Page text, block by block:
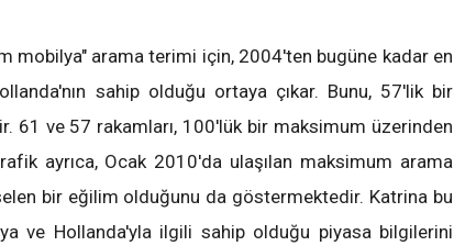
mobilya" arama terimi için, 2004'ten bugüne kadar en
sahip olduğu ortaya çıkar. Bunu, 57'lik bir
61 ve 57 rakamları, 100'lük bir maksimum üzerinden
ayrıca, Ocak 2010'da ulaşılan maksimum arama
bir eğilim olduğunu da göstermektedir. Katrina bu
ve Hollanda'yla ilgili sahip olduğu piyasa bilgilerini